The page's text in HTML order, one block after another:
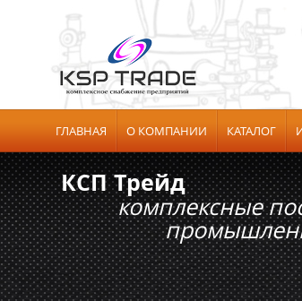
ГЛАВНАЯ О КОМПАНИИ КАТАЛОГ
КСП Трейд
комплексные
промышленного